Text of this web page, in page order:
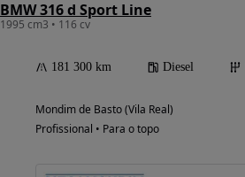
BMW 316 d Sport Line
1995 cm3 • 116 cv
181 300 km Diesel
Mondim de Basto (Vila Real)
Profissional • Para o topo